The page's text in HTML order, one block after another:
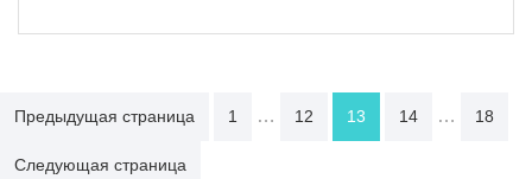
Пагинация
записей
Предыдущая страница 1 … 12 13 14 … 18
Следующая страница